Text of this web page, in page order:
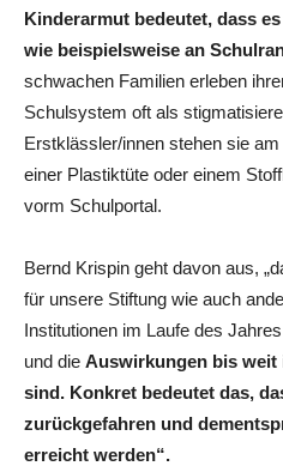
Kinderarmut bedeutet, dass
wie beispielsweise an
schwachen Familien erleben
Schulsystem oft als
Erstklässler/innen stehen sie
einer Plastiktüte oder einem
vorm Schulportal.
Bernd Krispin geht davon aus,
für unsere Stiftung wie auch
Institutionen im Laufe des
und die Auswirkungen bis weit
sind. Konkret bedeutet das,
zurückgefahren und
erreicht werden“.